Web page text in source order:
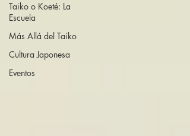
Taiko o Koeté: La
Escuela
Más Allá del Taiko
Cultura Japonesa
Eventos